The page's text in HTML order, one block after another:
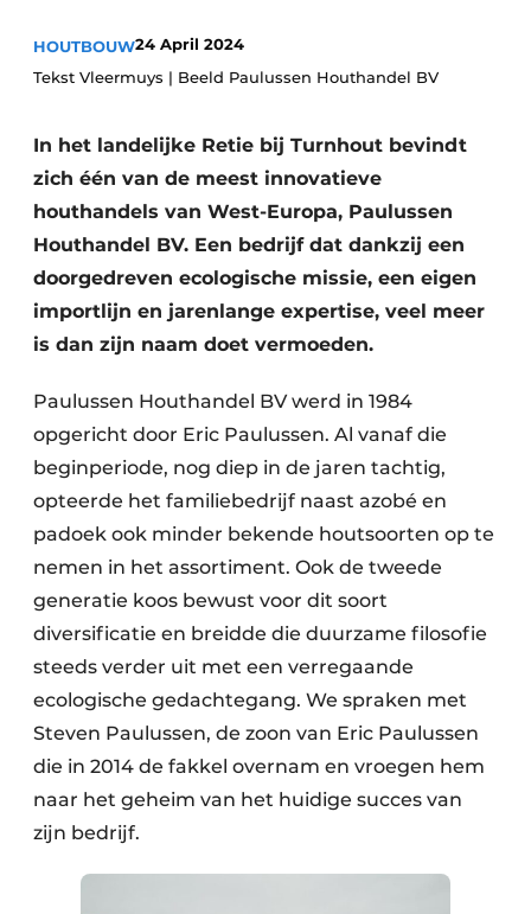
Vacatures
Aanmelden
Bedrijven
Contact
Akoestiek
Brandveiligheid
BIM
Evenementen
Dak & Gevel
HVAC
Interieurarchitectuur
Keukens
Renovatie
Software
Toegangscontrole
Veiligheid & Opleiding
Zonwering
HOUTBOUW24 April 2024
Tekst Vleermuys | Beeld Paulussen Houthandel BV
In het landelijke Retie bij Turnhout bevindt
zich één van de meest innovatieve
houthandels van West-Europa, Paulussen
Houthandel BV. Een bedrijf dat dankzij een
doorgedreven ecologische missie, een eigen
importlijn en jarenlange expertise, veel meer
is dan zijn naam doet vermoeden.
Paulussen Houthandel BV werd in 1984
opgericht door Eric Paulussen. Al vanaf die
beginperiode, nog diep in de jaren tachtig,
opteerde het familiebedrijf naast azobé en
padoek ook minder bekende houtsoorten op te
nemen in het assortiment. Ook de tweede
generatie koos bewust voor dit soort
diversificatie en breidde die duurzame filosofie
steeds verder uit met een verregaande
ecologische gedachtegang. We spraken met
Steven Paulussen, de zoon van Eric Paulussen
die in 2014 de fakkel overnam en vroegen hem
naar het geheim van het huidige succes van
zijn bedrijf.